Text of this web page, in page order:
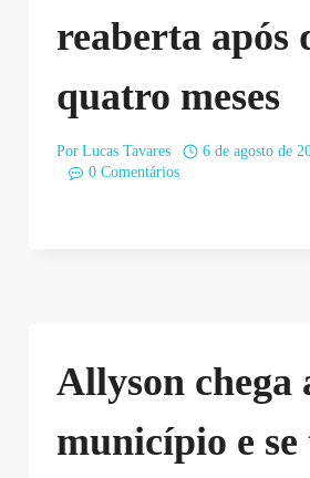
reaberta após
quatro meses
Por Lucas Tavares
6 de agosto de
0 Comentários
Allyson chega
município e